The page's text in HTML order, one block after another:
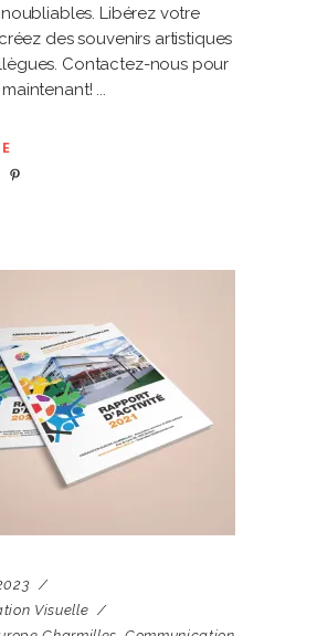
Libérez votre
des souvenirs artistiques
Contactez-nous pour
Visuelle